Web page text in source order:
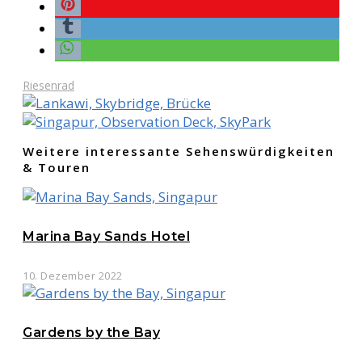
Riesenrad
Weitere interessante Sehenswürdigkeiten
& Touren
Marina Bay Sands Hotel
10. Dezember 2022
Gardens by the Bay